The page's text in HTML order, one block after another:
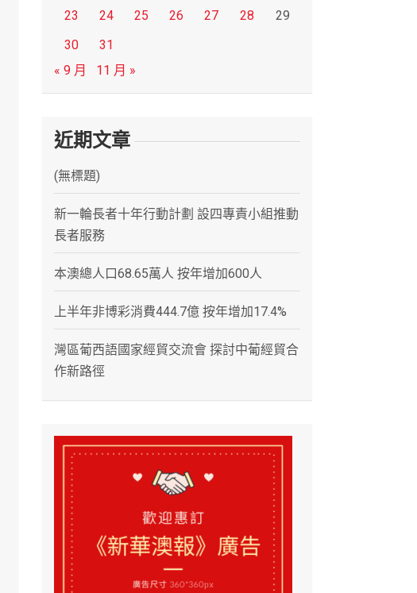
23
24 25 26 27 28
29
30
31
« 9 月
11 月 »
近期文章
(無標題)
新一輪長者十年行動計劃 設四專責小組推動
長者服務
本澳總人口68.65萬人 按年增加600人
上半年非博彩消費444.7億 按年增加17.4%
灣區葡西語國家經貿交流會 探討中葡經貿合
作新路徑